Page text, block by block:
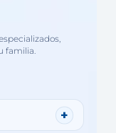
familia.